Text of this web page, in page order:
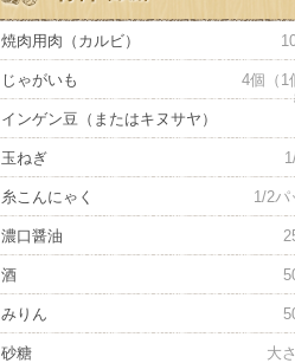
焼肉用肉（カルビ）
じゃがいも
4個（1
インゲン豆（またはキヌサヤ）
玉ねぎ
糸こんにゃく 1/2パ
濃口醤油
酒
みりん
砂糖 大